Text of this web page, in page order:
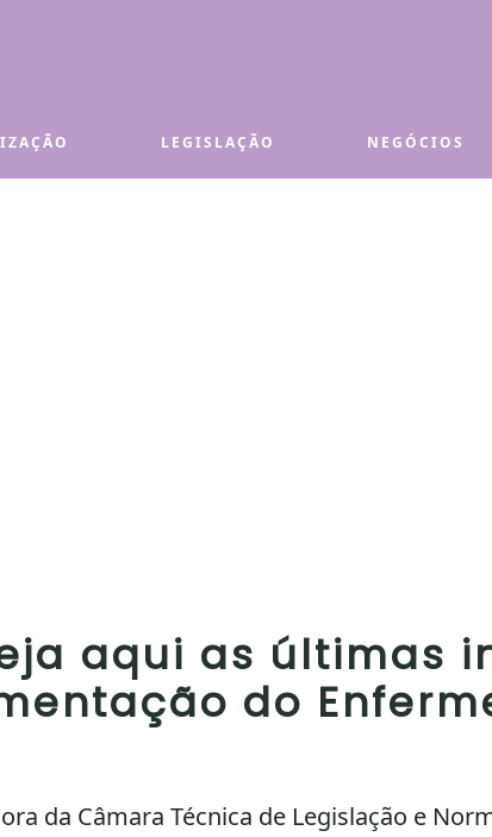
LEGISLAÇÃO NEGÓCIOS
aqui as últimas
do
da Câmara Técnica de Legislação e